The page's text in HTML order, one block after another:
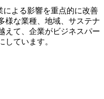
による影響を重点的に改善
様な業種、地域、サステナ
えて、企業がビジネスパー
しています。